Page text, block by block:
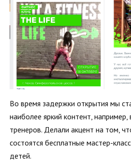
Во время задержки открытия мы
наиболее яркий контент,
тренеров. Делали акцент на том,
состоятся бесплатные мастер-
детей.